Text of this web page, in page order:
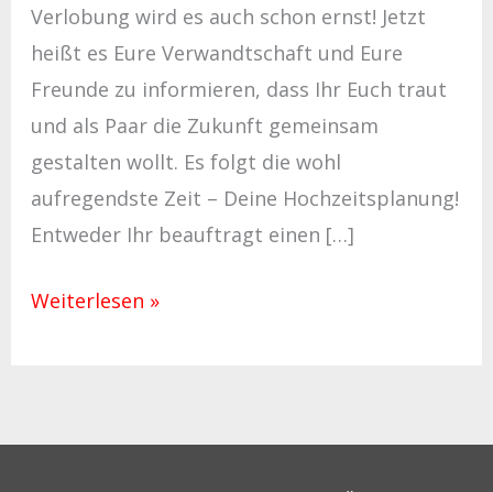
Verlobung wird es auch schon ernst! Jetzt
heißt es Eure Verwandtschaft und Eure
Freunde zu informieren, dass Ihr Euch traut
und als Paar die Zukunft gemeinsam
gestalten wollt. Es folgt die wohl
aufregendste Zeit – Deine Hochzeitsplanung!
Entweder Ihr beauftragt einen […]
Weiterlesen »